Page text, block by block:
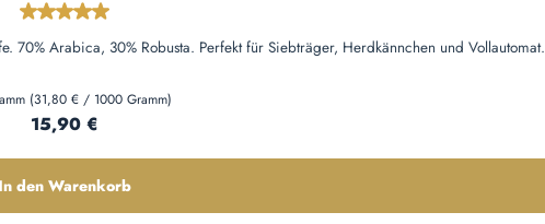
Durchschnittliche Bewertung von 4.89 von 5 Sternen
70% Arabica, 30% Robusta. Perfekt für Siebträger, Herdkännchen und Vollautomat.
(31,80 € / 1000 Gramm)
Regulärer Preis:
15,90 €
In den Warenkorb